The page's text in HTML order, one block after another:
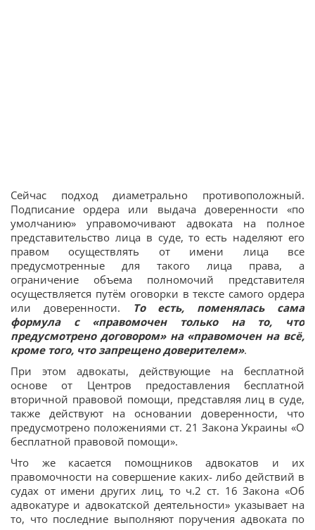
Сейчас подход диаметрально противоположный.
Подписание ордера или выдача доверенности «по
умолчанию» управомочивают адвоката на полное
представительство лица в суде, то есть наделяют его
правом осуществлять от имени лица все
предусмотренные для такого лица права, а
ограничение объема полномочий представителя
осуществляется путём оговорки в тексте самого ордера
или доверенности.
То есть, поменялась сама
формула с «правомочен только на то, что
предусмотрено договором» на «правомочен на всё,
кроме того, что запрещено доверителем».
При этом адвокаты, действующие на бесплатной
основе от Центров предоставления бесплатной
вторичной правовой помощи, представляя лиц в суде,
также действуют на основании доверенности, что
предусмотрено положениями ст. 21 Закона Украины «О
бесплатной правовой помощи».
Что же касается помощников адвокатов и их
правомочности на совершение каких- либо действий в
судах от имени других лиц, то ч.2 ст. 16 Закона «Об
адвокатуре и адвокатской деятельности» указывает на
то, что последние выполняют поручения адвоката по